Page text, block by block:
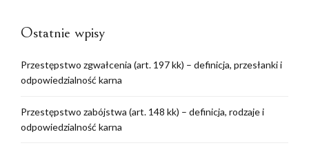
Ostatnie wpisy
Przestępstwo zgwałcenia (art. 197 kk) – definicja, przesłanki i
odpowiedzialność karna
Przestępstwo zabójstwa (art. 148 kk) – definicja, rodzaje i
odpowiedzialność karna